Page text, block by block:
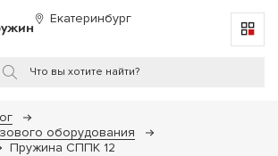
Екатеринбург
оборудования
Пружина СППК 12